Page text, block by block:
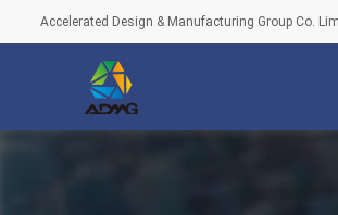
Accelerated Design & Manufacturing Group Co.